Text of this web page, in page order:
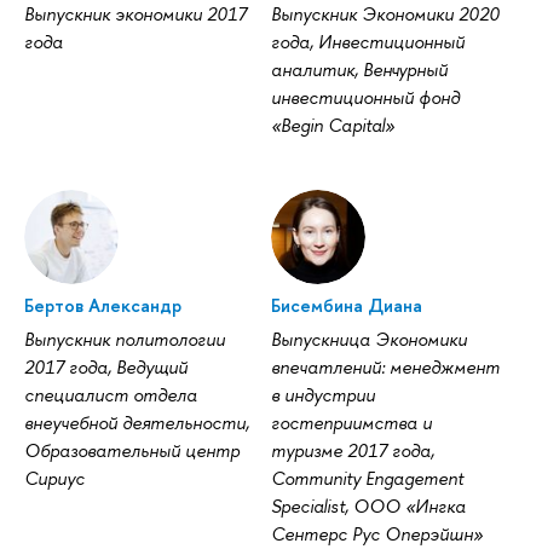
Выпускник экономики 2017
года
Выпускник Экономики 2020
года, Инвестиционный
аналитик, Венчурный
инвестиционный фонд
«Begin Capital»
Бертов Александр
Выпускник политологии
2017 года, Ведущий
специалист отдела
внеучебной деятельности,
Образовательный центр
Сириус
Бисембина Диана
Выпускница Экономики
впечатлений: менеджмент
в индустрии
гостеприимства и
туризме 2017 года,
Community Engagement
Specialist, ООО «Ингка
Сентерс Рус Оперэйшн»